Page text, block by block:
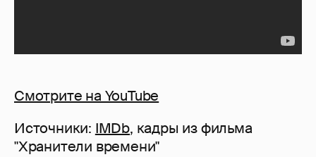
Смотрите на YouTube
Источники: IMDb, кадры из фильма
"Хранители времени"